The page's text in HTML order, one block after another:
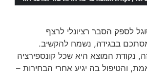
לספק הסבר רציונלי לרצף
מסתכם בבגידה, נשמח להקשיב.
נקודת המוצא היא שכל קונספירציה
והטיפול בה יגיע אחרי הבחירות –